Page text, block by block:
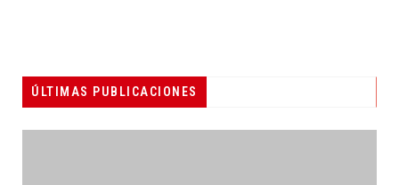
ÚLTIMAS PUBLICACIONES